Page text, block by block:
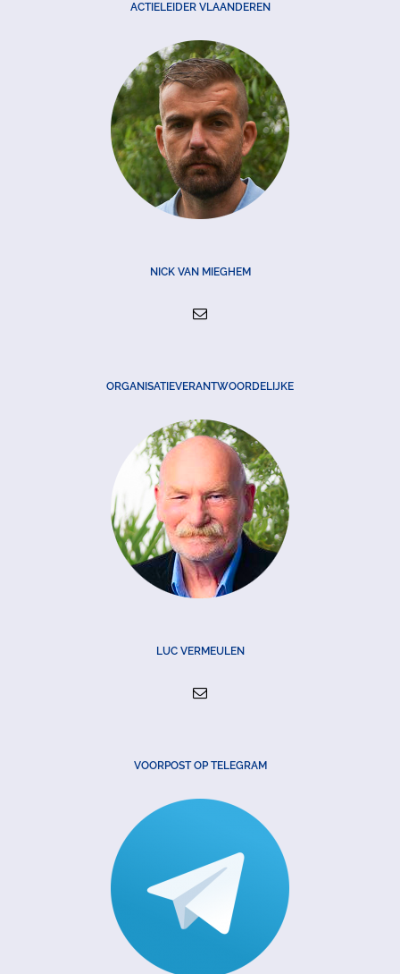
ACTIELEIDER VLAANDEREN
NICK VAN MIEGHEM
ORGANISATIEVERANTWOORDELIJKE
LUC VERMEULEN
VOORPOST OP TELEGRAM